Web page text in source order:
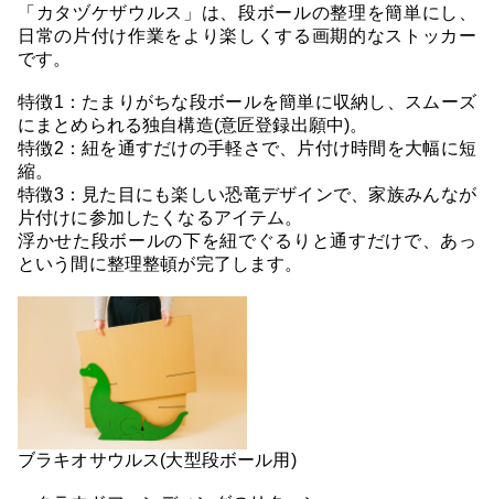
「カタヅケザウルス」は、段ボールの整理を簡単にし、
日常の片付け作業をより楽しくする画期的なストッカー
です。
特徴1：たまりがちな段ボールを簡単に収納し、スムーズ
にまとめられる独自構造(意匠登録出願中)。
特徴2：紐を通すだけの手軽さで、片付け時間を大幅に短
縮。
特徴3：見た目にも楽しい恐竜デザインで、家族みんなが
片付けに参加したくなるアイテム。
浮かせた段ボールの下を紐でぐるりと通すだけで、あっ
という間に整理整頓が完了します。
ブラキオサウルス(大型段ボール用)